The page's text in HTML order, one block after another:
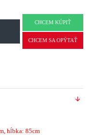
CHCEM KÚPIŤ
CHCEM SA OPÝTAŤ
hĺbka: 85cm